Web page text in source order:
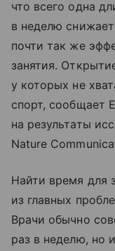
что всего одна
в неделю
почти так же
занятия.
у которых не
спорт, сообщает
на результаты
Nature
Найти время для
из главных
Врачи обычно
раз в неделю, но